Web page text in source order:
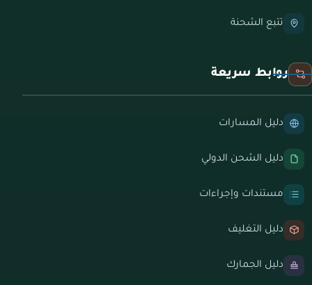
تتبع الشحنة
روابط سريعة
دليل المسارات
دليل الشحن الدولي
مستندات وإجراءات
دليل التغليف
دليل الجمارك